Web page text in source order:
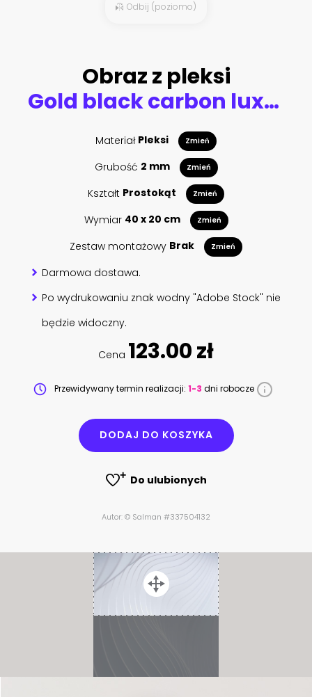
Odbij (poziomo)
Obraz z pleksi
Gold black carbon luxury ramadan background with blueish arabesque pattern arabic islamic east style with frame. Decorative design for print, poster, cover, brochure, flyer, banner.
Materiał Pleksi Zmień
Grubość 2 mm Zmień
Kształt Prostokąt Zmień
Wymiar 40 x 20 cm Zmień
Zestaw montażowy Brak Zmień
Darmowa dostawa.
Po wydrukowaniu znak wodny "Adobe Stock" nie
będzie widoczny.
Cena 123.00 zł
Przewidywany termin realizacji: 1-3 dni robocze
DODAJ DO KOSZYKA
Do ulubionych
Autor: © Salman #337504132